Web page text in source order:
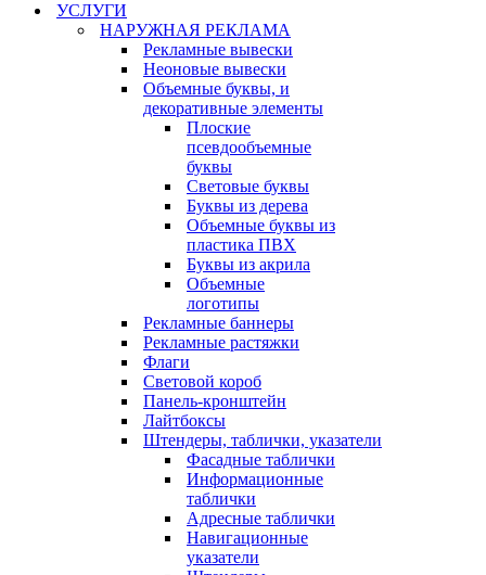
УСЛУГИ
НАРУЖНАЯ РЕКЛАМА
Рекламные вывески
Неоновые вывески
Объемные буквы, и
декоративные элементы
Плоские
псевдообъемные
буквы
Световые буквы
Буквы из дерева
Объемные буквы из
пластика ПВХ
Буквы из акрила
Объемные
логотипы
Рекламные баннеры
Рекламные растяжки
Флаги
Световой короб
Панель-кронштейн
Лайтбоксы
Штендеры, таблички, указатели
Фасадные таблички
Информационные
таблички
Адресные таблички
Навигационные
указатели